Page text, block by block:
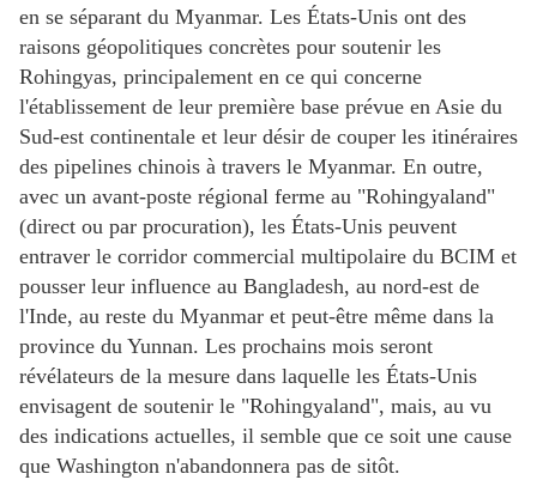
en se séparant du Myanmar. Les États-Unis ont des
raisons géopolitiques concrètes pour soutenir les
Rohingyas, principalement en ce qui concerne
l'établissement de leur première base prévue en Asie du
Sud-est continentale et leur désir de couper les itinéraires
des pipelines chinois à travers le Myanmar. En outre,
avec un avant-poste régional ferme au "Rohingyaland"
(direct ou par procuration), les États-Unis peuvent
entraver le corridor commercial multipolaire du BCIM et
pousser leur influence au Bangladesh, au nord-est de
l'Inde, au reste du Myanmar et peut-être même dans la
province du Yunnan. Les prochains mois seront
révélateurs de la mesure dans laquelle les États-Unis
envisagent de soutenir le "Rohingyaland", mais, au vu
des indications actuelles, il semble que ce soit une cause
que Washington n'abandonnera pas de sitôt.